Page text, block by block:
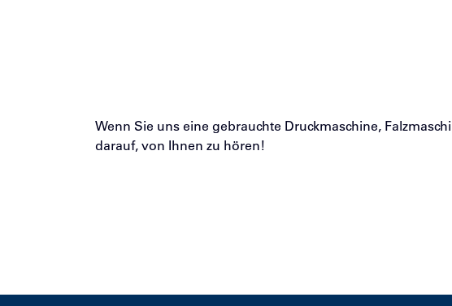
Wenn Sie uns eine gebrauchte Druckmaschine,
darauf, von Ihnen zu hören!